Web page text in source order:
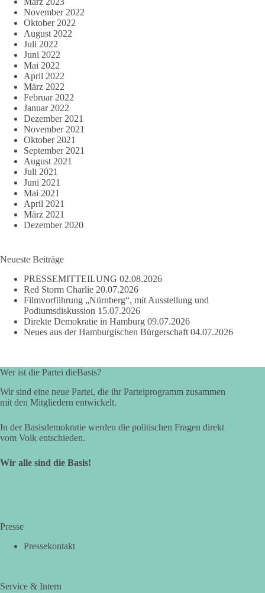
November 2022
Oktober 2022
August 2022
Juli 2022
Juni 2022
Mai 2022
April 2022
März 2022
Februar 2022
Januar 2022
Dezember 2021
November 2021
Oktober 2021
September 2021
August 2021
Juli 2021
Juni 2021
Mai 2021
April 2021
März 2021
Dezember 2020
Neueste Beiträge
PRESSEMITTEILUNG 02.08.2026
Red Storm Charlie 20.07.2026
Filmvorführung „Nürnberg“, mit Ausstellung und
Podiumsdiskussion 15.07.2026
Direkte Demokratie in Hamburg 09.07.2026
Neues aus der Hamburgischen Bürgerschaft 04.07.2026
Wer ist die Partei dieBasis?
Wir sind eine neue Partei, die ihr Parteiprogramm zusammen
mit den Mitgliedern entwickelt.
In der Basisdemokratie werden die politischen Fragen direkt
vom Volk entschieden.
Wir alle sind die Basis!
Presse
Pressekontakt
Service & Intern